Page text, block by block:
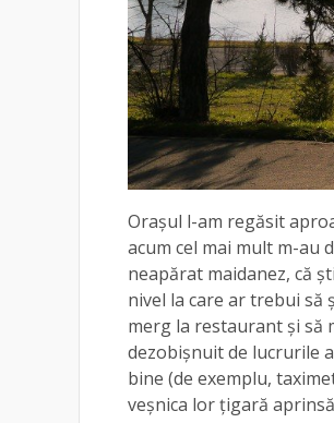
Orașul l-am regăsit
acum cel mai mult m-au
neapărat maidanez, că
nivel la care ar trebui să
merg la restaurant și să
dezobișnuit de lucrurile
bine (de exemplu,
veșnica lor țigară